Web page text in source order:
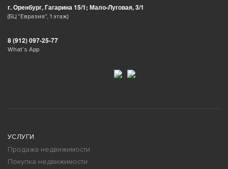
г. Оренбург, Гагарина 15/1; Мало-Луговая, 3/1
(БЦ "Евразия", 1 этаж)
8 (912) 097-25-77
What’s App
УСЛУГИ
Продажа недвижимости
Покупка недвижимости